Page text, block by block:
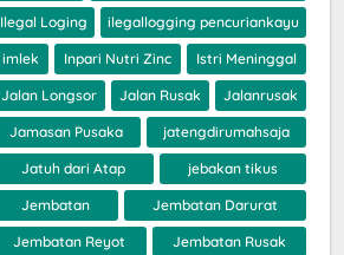
Ilegal Loging ilegallogging pencuriankayu
imlek Inpari Nutri Zinc Istri Meninggal
Jalan Longsor Jalan Rusak Jalanrusak
Jamasan Pusaka jatengdirumahsaja
Jatuh dari Atap jebakan tikus
Jembatan Jembatan Darurat
Jembatan Reyot Jembatan Rusak